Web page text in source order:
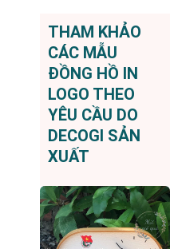
THAM KHẢO
CÁC MẪU
ĐỒNG HỒ IN
LOGO THEO
YÊU CẦU DO
DECOGI SẢN
XUẤT